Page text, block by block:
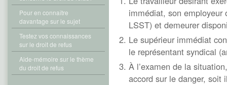
Pour en connaître
davantage sur le sujet
Testez vos connaissances
sur le droit de refus
Aide-mémoire sur le thème
du droit de refus
immédiat, son employeur
LSST) et demeurer
Le supérieur immédiat
le représentant syndical
À l’examen de la
accord sur le danger, soit